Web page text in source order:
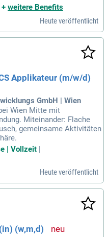
+ weitere Benefits
Heute veröffentlicht
Applikateur (m/w/d)
GmbH | Wien
Wien Mitte mit
Miteinander: Flache
gemeinsame Aktivitäten
| Vollzeit |
Heute veröffentlicht
(w,m,d)